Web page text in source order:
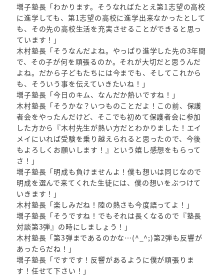
増子塾長「わかります。そうなればたとえ第1志望の高校
に進学しても、第1志望の高校に進学出来なかったとして
も、その先の高校生活を充実させることができると思っ
ています！」
木村塾長「そうなんだよね。やっぱり進学した先の3年間
で、その子が何を頑張るのか。それが大切だと思うんだ
よね。だから子どもたちには今までも、そしてこれから
も、そういう事を伝えていきたいね！」
増子塾長「今日のキム、なんだか熱いですね！」
木村塾長「そうかな？いつものことだよ！この前、保護
者会をやったんだけど、そこでも初めて保護者会に参加
した方から『木村先生が熱い方だとわかりました！エイ
メイにいれば受験を乗り越えられると思ったので、今後
もよろしくお願いします！』という嬉し感想をもらって
さ！」
増子塾長「明成も負けませんよ！僕も想いは同じなので
明成を選んで来てくれた生徒には、僕の想いをぶつけて
いきます！」
木村塾長「楽しみだね！陸の熱さも今度語ってよ！」
増子塾長「そうですね！でもそれは長くなるので『塾長
対談第3弾』の時にしましょう！」
木村塾長「第3弾まであるのかな…(^_^;)第2弾も反響が
あったらだね！」
増子塾長「ですです！反響があるように僕が頑張りま
す！任せて下さい！」